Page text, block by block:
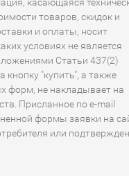
товаров, скидок и
и оплаты, носит
условиях не является
Статьи 437(2)
"купить", а также
форм, не накладывает на
Присланное по e-mail
формы заявки на
или